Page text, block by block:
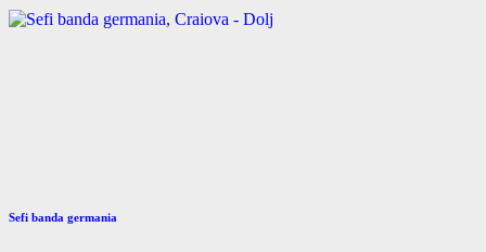
Sefi banda germania